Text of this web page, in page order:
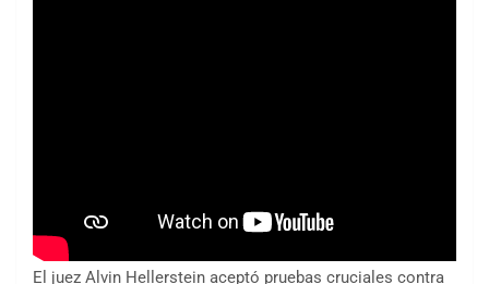
El juez Alvin Hellerstein aceptó pruebas cruciales contra